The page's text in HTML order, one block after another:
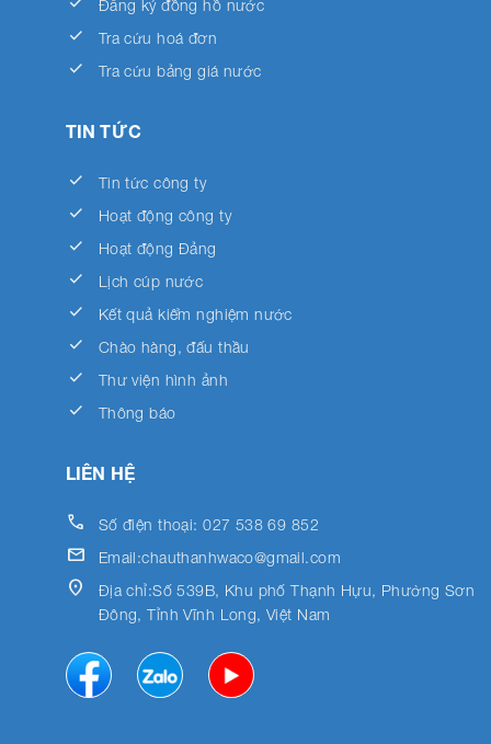
Đăng ký đồng hồ nước
done Tra cứu hoá đơn
done Tra cứu bảng giá nước
TIN TỨC
done Tin tức công ty
done Hoạt động công ty
done Hoạt động Đảng
done Lịch cúp nước
done Kết quả kiểm nghiệm nước
done Chào hàng, đấu thầu
done Thư viện hình ảnh
done Thông báo
LIÊN HỆ
call Số điện thoại: 027 538 69 852
email Email:chauthanhwaco@gmail.com
location_on
Địa chỉ:Số 539B, Khu phố Thạnh Hựu, Phường Sơn
Đông, Tỉnh Vĩnh Long, Việt Nam